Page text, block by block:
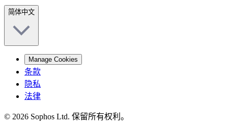
简体中文
Manage Cookies
条款
隐私
法律
© 2026 Sophos Ltd. 保留所有权利。